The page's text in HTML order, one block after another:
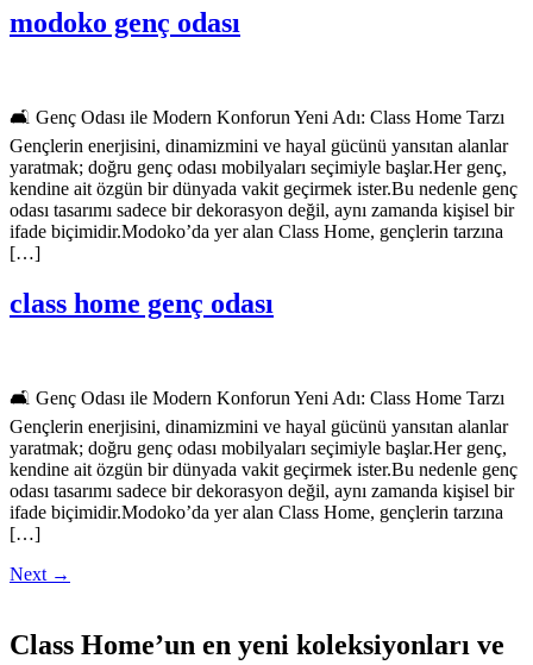
modoko genç odası
🛋️ Genç Odası ile Modern Konforun Yeni Adı: Class Home Tarzı
Gençlerin enerjisini, dinamizmini ve hayal gücünü yansıtan alanlar
yaratmak; doğru genç odası mobilyaları seçimiyle başlar.Her genç,
kendine ait özgün bir dünyada vakit geçirmek ister.Bu nedenle genç
odası tasarımı sadece bir dekorasyon değil, aynı zamanda kişisel bir
ifade biçimidir.Modoko’da yer alan Class Home, gençlerin tarzına
[…]
class home genç odası
🛋️ Genç Odası ile Modern Konforun Yeni Adı: Class Home Tarzı
Gençlerin enerjisini, dinamizmini ve hayal gücünü yansıtan alanlar
yaratmak; doğru genç odası mobilyaları seçimiyle başlar.Her genç,
kendine ait özgün bir dünyada vakit geçirmek ister.Bu nedenle genç
odası tasarımı sadece bir dekorasyon değil, aynı zamanda kişisel bir
ifade biçimidir.Modoko’da yer alan Class Home, gençlerin tarzına
[…]
Next →
Class Home’un en yeni koleksiyonları ve